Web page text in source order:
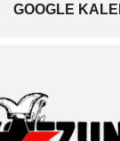
GOOGLE